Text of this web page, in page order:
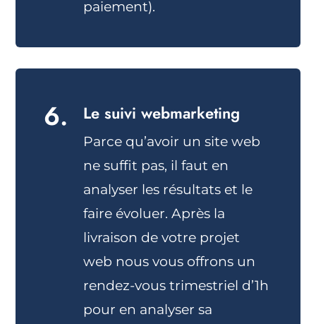
paiement).
6. Le suivi webmarketing
Parce qu’avoir un site web
ne suffit pas, il faut en
analyser les résultats et le
faire évoluer. Après la
livraison de votre projet
web nous vous offrons un
rendez-vous trimestriel d’1h
pour en analyser sa